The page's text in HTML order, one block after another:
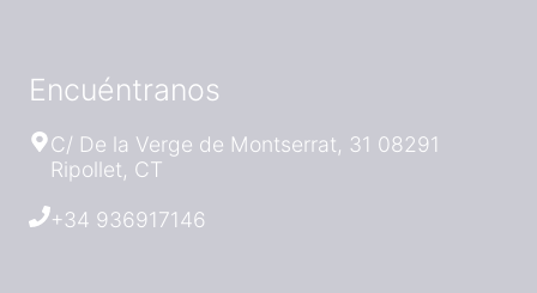
Encuéntranos
C/ De la Verge de Montserrat, 31 08291
Ripollet, CT
+34 936917146